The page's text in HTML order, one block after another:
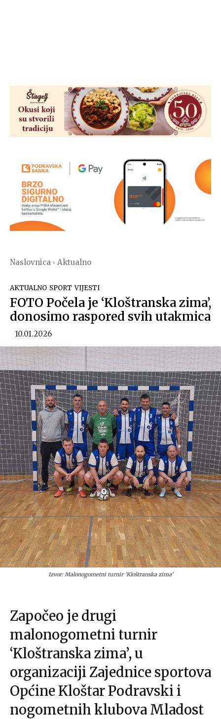
Naslovnica Aktualno
AKTUALNO SPORT VIJESTI
FOTO Počela je ‘Kloštranska zima’,
donosimo raspored svih utakmica
10.01.2026
Izvor: Malonogometni turnir 'Kloštranska zima'
Započeo je drugi
malonogometni turnir
‘Kloštranska zima’, u
organizaciji Zajednice sportova
Općine Kloštar Podravski i
nogometnih klubova Mladost